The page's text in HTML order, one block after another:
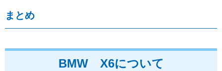
まとめ
BMW X6について